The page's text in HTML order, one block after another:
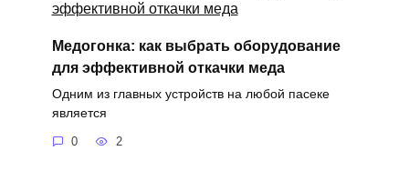
Медогонка: как выбрать оборудование
для эффективной откачки меда
Одним из главных устройств на любой пасеке
является
0 2